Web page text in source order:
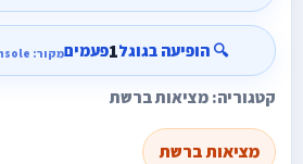
🔍 הופיעה בגוגל1פעמיםמקור: Google Search Console
קטגוריה: מציאות ברשת
מציאות ברשת